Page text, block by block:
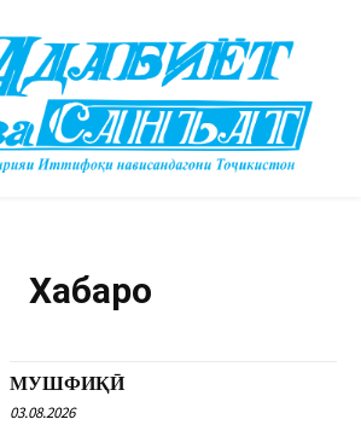
Хабарҳо
МУШФИҚӢ
03.08.2026